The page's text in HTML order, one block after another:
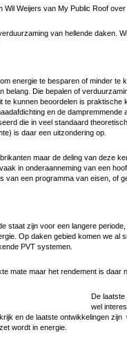
Weijers van My Public Roof over
van hellende daken.
energie te besparen of minder te
belang. Die bepalen of
te kunnen beoordelen is praktische
en de
die in veel standaard
is daar een uitzondering op.
maar de deling van deze
in onderaanneming van een
van een programma van eisen, of
staat zijn voor een langere
Op daken gebied komen we al
PVT systemen.
mate maar het rendement is daar
De laatste
wel
en de laatste ontwikkelingen
wordt in energie.